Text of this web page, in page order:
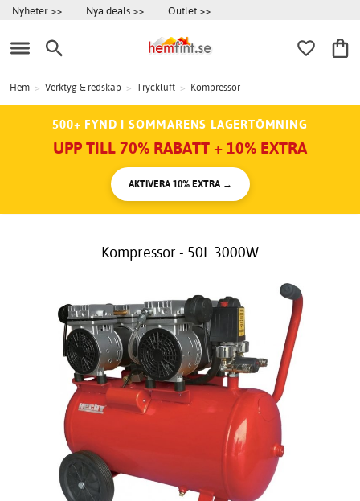
Nyheter >> Nya deals >> Outlet >>
Hem > Verktyg & redskap > Tryckluft > Kompressor
500+ FYND I SOMMARENS LAGERTÖMNING
UPP TILL 70% RABATT + 10% EXTRA
AKTIVERA 10% EXTRA →
Kompressor - 50L 3000W